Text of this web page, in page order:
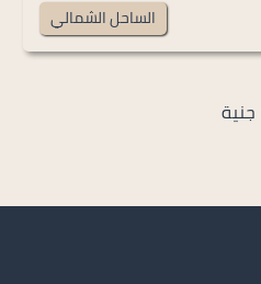
الساحل الشمالي